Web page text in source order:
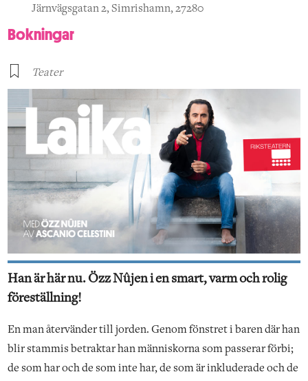
Järnvägsgatan 2, Simrishamn, 27280
Bokningar
Teater
Han är här nu. Özz Nûjen i en smart, varm och rolig
föreställning!
En man återvänder till jorden. Genom fönstret i baren där han
blir stammis betraktar han människorna som passerar förbi;
de som har och de som inte har, de som är inkluderade och de